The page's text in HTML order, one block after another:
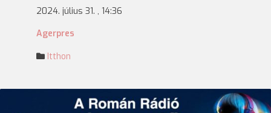
2024. július 31. , 14:36
Agerpres
Itthon